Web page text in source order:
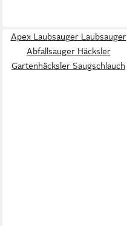
Apex Laubsauger Laubsauger
Abfallsauger Häcksler
Gartenhäcksler Saugschlauch